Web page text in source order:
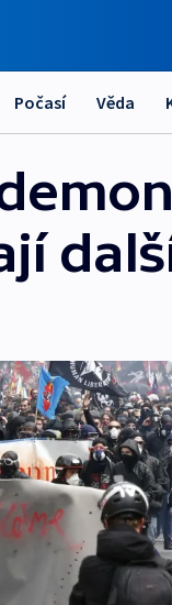
Počasí Věda